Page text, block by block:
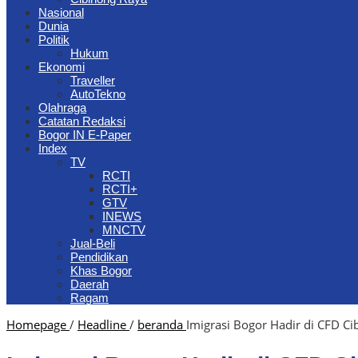
Nasional
Dunia
Politik
Hukum
Ekonomi
Traveller
AutoTekno
Olahraga
Catatan Redaksi
Bogor IN E-Paper
Index
TV
RCTI
RCTI+
GTV
INEWS
MNCTV
Jual-Beli
Pendidikan
Khas Bogor
Daerah
Ragam
Homepage / Headline / beranda Imigrasi Bogor Hadir di CFD